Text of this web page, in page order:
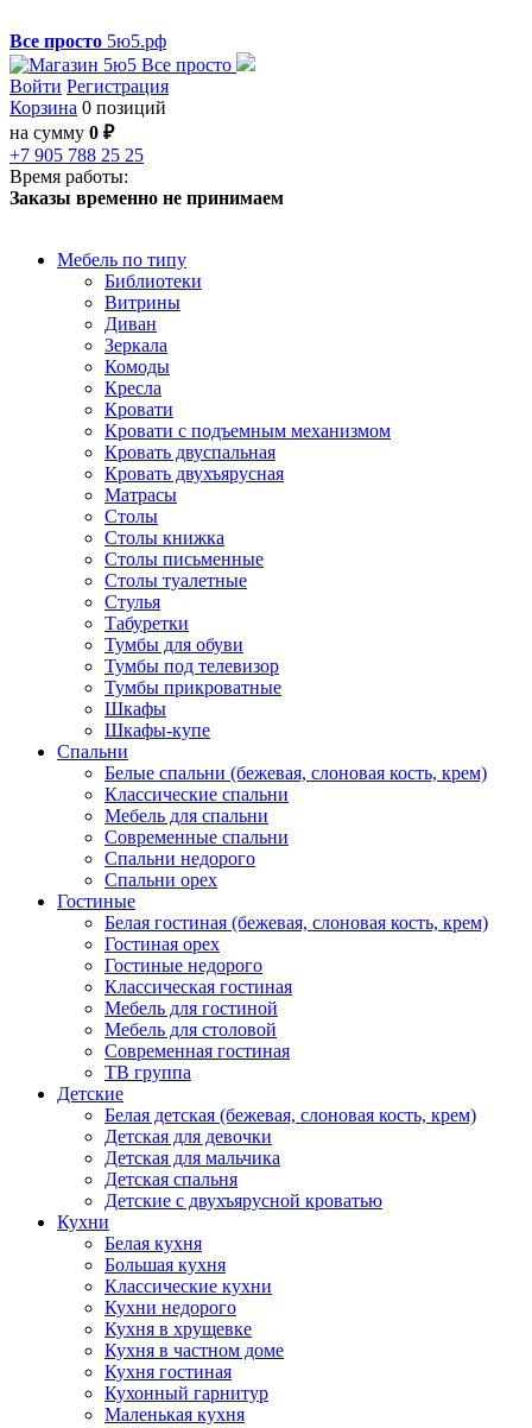
Все просто 5ю5.рф
Войти Регистрация
Корзина 0 позиций
на сумму 0 ₽
+7 905 788 25 25
Время работы:
Заказы временно не принимаем
Мебель по типу
Библиотеки
Витрины
Диван
Зеркала
Комоды
Кресла
Кровати
Кровати с подъемным механизмом
Кровать двуспальная
Кровать двухъярусная
Матрасы
Столы
Столы книжка
Столы письменные
Столы туалетные
Стулья
Табуретки
Тумбы для обуви
Тумбы под телевизор
Тумбы прикроватные
Шкафы
Шкафы-купе
Спальни
Белые спальни (бежевая, слоновая кость, крем)
Классические спальни
Мебель для спальни
Современные спальни
Спальни недорого
Спальни орех
Гостиные
Белая гостиная (бежевая, слоновая кость, крем)
Гостиная орех
Гостиные недорого
Классическая гостиная
Мебель для гостиной
Мебель для столовой
Современная гостиная
ТВ группа
Детские
Белая детская (бежевая, слоновая кость, крем)
Детская для девочки
Детская для мальчика
Детская спальня
Детские с двухъярусной кроватью
Кухни
Белая кухня
Большая кухня
Классические кухни
Кухни недорого
Кухня в хрущевке
Кухня в частном доме
Кухня гостиная
Кухонный гарнитур
Маленькая кухня